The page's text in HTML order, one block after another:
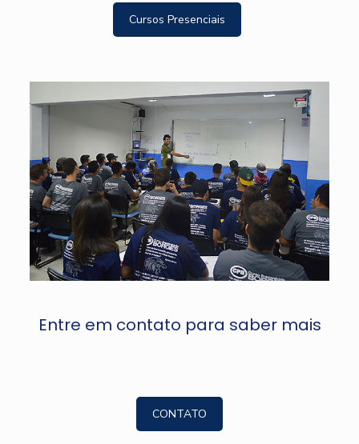
Cursos Presenciais
Entre em contato para saber mais
CONTATO